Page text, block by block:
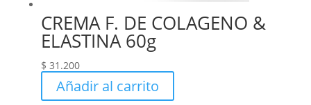
CREMA F. DE COLAGENO &
ELASTINA 60g
$ 31.200
Añadir al carrito